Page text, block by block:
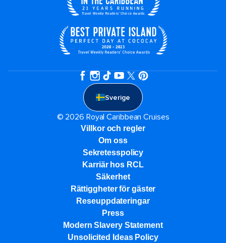
Sverige
© 2026 Royal Caribbean Cruises
Villkor och regler
Om oss
Sekretesspolicy
Karriär hos RCL
Säkerhet
Rättiggheter för gäster
Reseuppdateringar​
Press
Modern Slavery Statement
Unsolicited Ideas Policy